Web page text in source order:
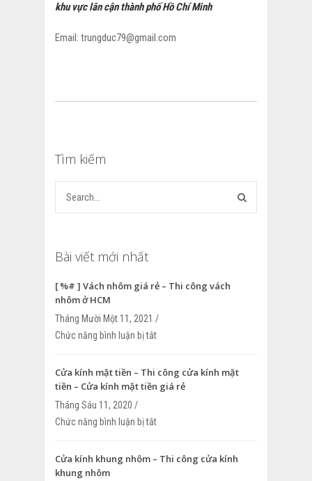
khu vực lân cận thành phố Hồ Chí Minh
Email: trungduc79@gmail.com
Tìm kiếm
Bài viết mới nhất
[ %# ] Vách nhôm giá rẻ – Thi công vách
nhôm ở HCM
Tháng Mười Một 11, 2021 /
Chức năng bình luận bị tắt
Cửa kính mặt tiền – Thi công cửa kính mặt
tiền – Cửa kính mặt tiền giá rẻ
Tháng Sáu 11, 2020 /
Chức năng bình luận bị tắt
Cửa kính khung nhôm – Thi công cửa kính
khung nhôm